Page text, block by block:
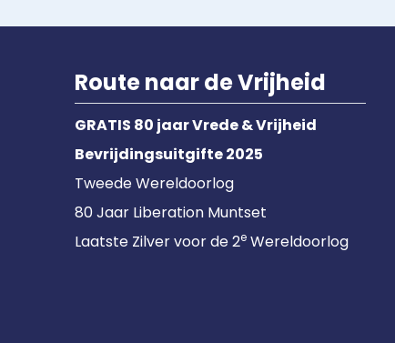
Route naar de Vrijheid
GRATIS 80 jaar Vrede & Vrijheid
Bevrijdingsuitgifte 2025
Tweede Wereldoorlog
80 Jaar Liberation Muntset
Laatste Zilver voor de 2e Wereldoorlog